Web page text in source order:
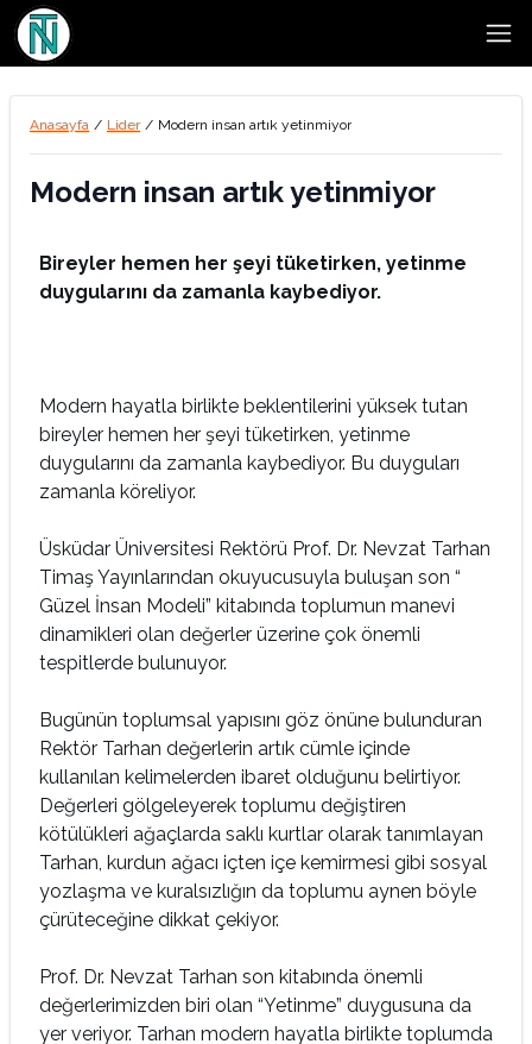
Anasayfa / Lider / Modern insan artık yetinmiyor
Modern insan artık yetinmiyor
Bireyler hemen her şeyi tüketirken, yetinme
duygularını da zamanla kaybediyor.
Modern hayatla birlikte beklentilerini yüksek tutan
bireyler hemen her şeyi tüketirken, yetinme
duygularını da zamanla kaybediyor. Bu duyguları
zamanla köreliyor.
Üsküdar Üniversitesi Rektörü Prof. Dr. Nevzat Tarhan
Timaş Yayınlarından okuyucusuyla buluşan son “
Güzel İnsan Modeli” kitabında toplumun manevi
dinamikleri olan değerler üzerine çok önemli
tespitlerde bulunuyor.
Bugünün toplumsal yapısını göz önüne bulunduran
Rektör Tarhan değerlerin artık cümle içinde
kullanılan kelimelerden ibaret olduğunu belirtiyor.
Değerleri gölgeleyerek toplumu değiştiren
kötülükleri ağaçlarda saklı kurtlar olarak tanımlayan
Tarhan, kurdun ağacı içten içe kemirmesi gibi sosyal
yozlaşma ve kuralsızlığın da toplumu aynen böyle
çürüteceğine dikkat çekiyor.
Prof. Dr. Nevzat Tarhan son kitabında önemli
değerlerimizden biri olan “Yetinme” duygusuna da
yer veriyor. Tarhan modern hayatla birlikte toplumda